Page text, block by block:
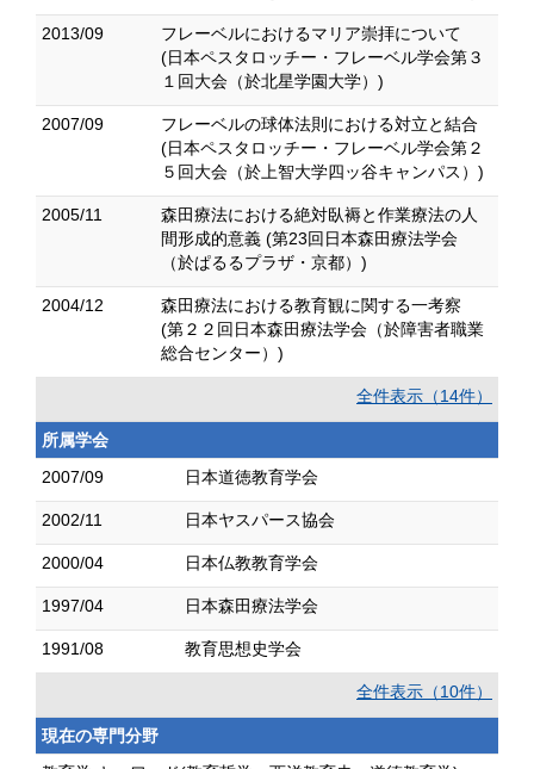
2013/09
フレーベルにおけるマリア崇拝について
(日本ペスタロッチー・フレーベル学会第３
１回大会（於北星学園大学）)
2007/09
フレーベルの球体法則における対立と結合
(日本ペスタロッチー・フレーベル学会第２
５回大会（於上智大学四ッ谷キャンパス）)
2005/11
森田療法における絶対臥褥と作業療法の人
間形成的意義 (第23回日本森田療法学会
（於ぱるるプラザ・京都）)
2004/12
森田療法における教育観に関する一考察
(第２２回日本森田療法学会（於障害者職業
総合センター）)
全件表示（14件）
所属学会
2007/09
日本道徳教育学会
2002/11 日本ヤスパース協会
2000/04 日本仏教教育学会
1997/04 日本森田療法学会
1991/08 教育思想史学会
全件表示（10件）
現在の専門分野